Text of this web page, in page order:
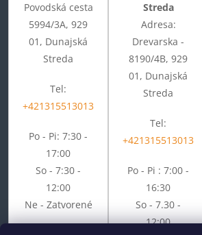
Povodská cesta
5994/3A, 929
01, Dunajská
Streda
Tel:
+421315513013
Po - Pi: 7:30 -
17:00
So - 7:30 -
12:00
Ne - Zatvorené
Streda
Adresa:
Drevarska -
8190/4B, 929
01, Dunajská
Streda
Tel:
+421315513013
Po - Pi : 7:00 -
16:30
So - 7.30 -
12:00